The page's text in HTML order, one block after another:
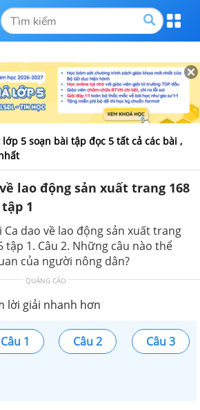
lớp 5 soạn bài tập đọc 5 tất cả các bài ,
lao động sản xuất trang 168
1
Ca dao về lao động sản xuất trang
tập 1. Câu 2. Những câu nào thể
của người nông dân?
QUẢNG CÁO
lời giải nhanh hơn
Câu 1 Câu 2
Câu 3